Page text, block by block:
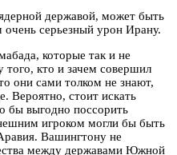
державой, может быть
серьезный урон Ирану.
которые так и не
того, кто и зачем совершил
они сами толком не знают,
Вероятно, стоит искать
бы выгодно поссорить
игроком могли бы быть
Вашингтону не
между державами Южной